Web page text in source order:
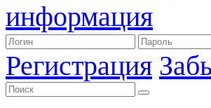
информация
Регистрация